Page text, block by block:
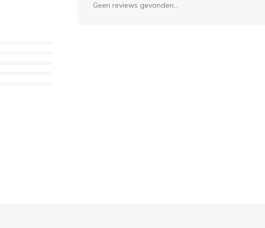
Geen reviews gevonden...